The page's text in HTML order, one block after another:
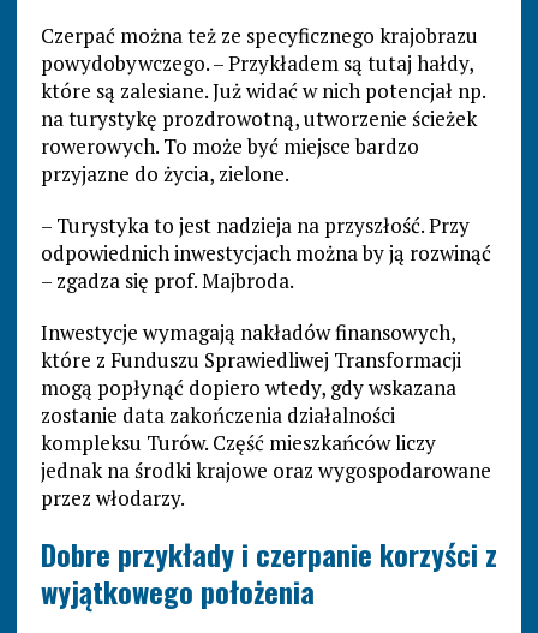
Czerpać można też ze specyficznego krajobrazu
powydobywczego. – Przykładem są tutaj hałdy,
które są zalesiane. Już widać w nich potencjał np.
na turystykę prozdrowotną, utworzenie ścieżek
rowerowych. To może być miejsce bardzo
przyjazne do życia, zielone.
– Turystyka to jest nadzieja na przyszłość. Przy
odpowiednich inwestycjach można by ją rozwinąć
– zgadza się prof. Majbroda.
Inwestycje wymagają nakładów finansowych,
które z Funduszu Sprawiedliwej Transformacji
mogą popłynąć dopiero wtedy, gdy wskazana
zostanie data zakończenia działalności
kompleksu Turów. Część mieszkańców liczy
jednak na środki krajowe oraz wygospodarowane
przez włodarzy.
Dobre przykłady i czerpanie korzyści z
wyjątkowego położenia